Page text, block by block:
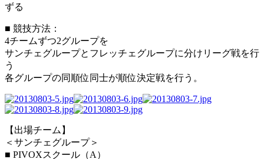
ずる
■ 競技方法：
4チームずつ2グループを
サンチェグループとフレッチェグループに分けリーグ戦を行
う
各グループの同順位同士が順位決定戦を行う。
【出場チーム】
＜サンチェグループ＞
■ PIVOXスクール（A）